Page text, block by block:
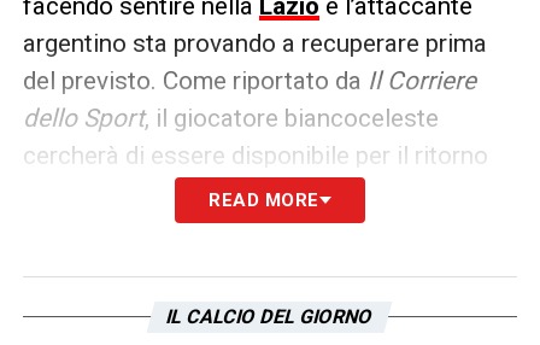
facendo sentire nella Lazio e l’attaccante
argentino sta provando a recuperare prima
del previsto. Come riportato da Il Corriere
dello Sport, il giocatore biancoceleste
cercherà di essere disponibile per il ritorno
Europa League
a rientrare il 16 marzo contro ilBologna
READ MORE
IL CALCIO DEL GIORNO